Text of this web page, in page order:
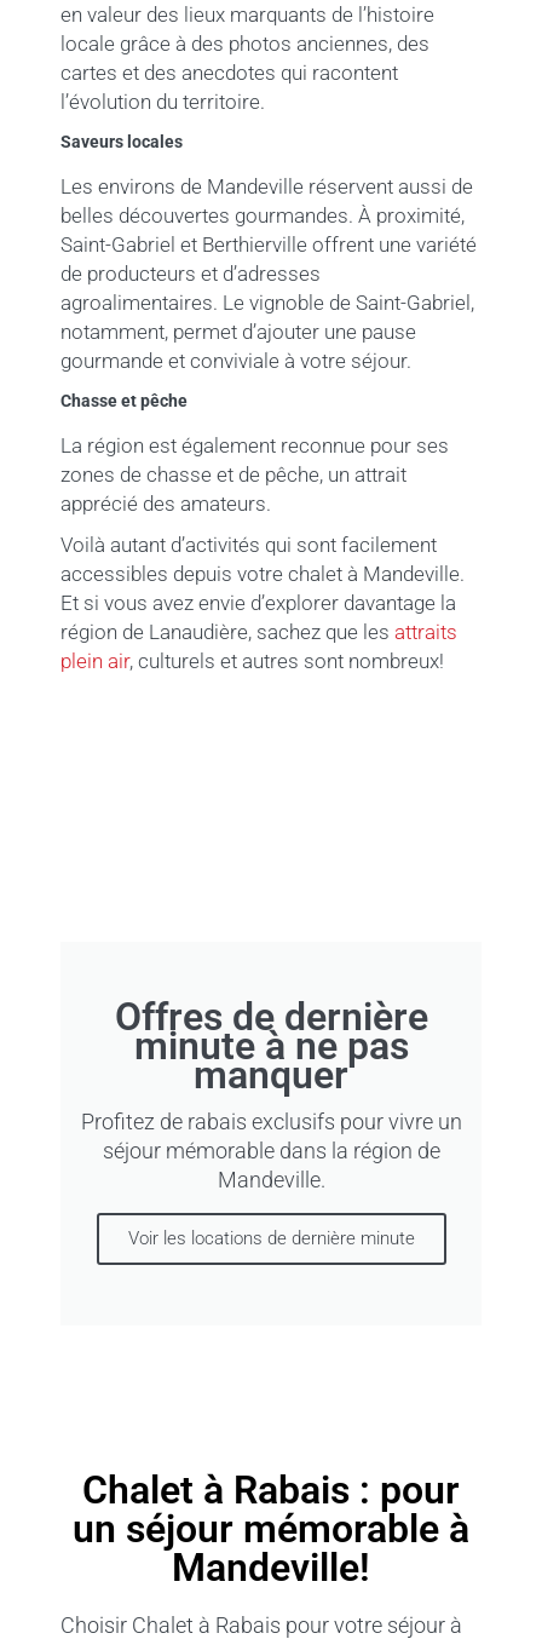
en valeur des lieux marquants de l’histoire
locale grâce à des photos anciennes, des
cartes et des anecdotes qui racontent
l’évolution du territoire.
Saveurs locales
Les environs de Mandeville réservent aussi de
belles découvertes gourmandes. À proximité,
Saint-Gabriel et Berthierville offrent une variété
de producteurs et d’adresses
agroalimentaires. Le vignoble de Saint-Gabriel,
notamment, permet d’ajouter une pause
gourmande et conviviale à votre séjour.
Chasse et pêche
La région est également reconnue pour ses
zones de chasse et de pêche, un attrait
apprécié des amateurs.
Voilà autant d’activités qui sont facilement
accessibles depuis votre chalet à Mandeville.
Et si vous avez envie d’explorer davantage la
région de Lanaudière, sachez que les attraits
plein air, culturels et autres sont nombreux!
Offres de dernière
minute à ne pas
manquer
Profitez de rabais exclusifs pour vivre un
séjour mémorable dans la région de
Mandeville.
Voir les locations de dernière minute
Chalet à Rabais : pour
un séjour mémorable à
Mandeville!
Choisir Chalet à Rabais pour votre séjour à